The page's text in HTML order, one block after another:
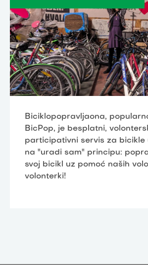
Biciklopopravljaona,
BicPop, je besplatni,
participativni servis za bicikle
na "uradi sam" principu:
svoj bicikl uz pomoć naših
volonterki!